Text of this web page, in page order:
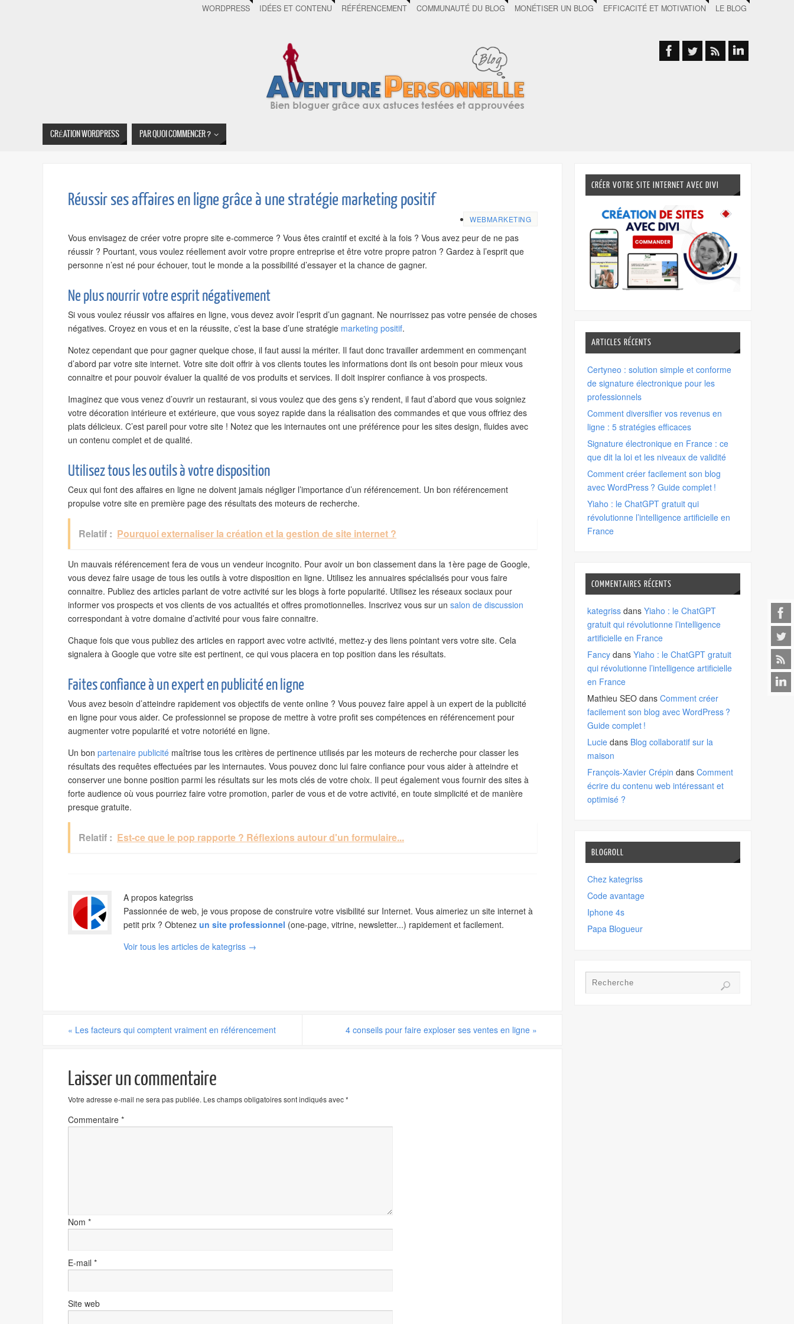
WORDPRESS IDÉES ET CONTENU RÉFÉRENCEMENT COMMUNAUTÉ DU BLOG MONÉTISER UN BLOG EFFICACITÉ ET MOTIVATION LE BLOG
CRÉATION WORDPRESS PAR QUOI COMMENCER ?
Réussir ses affaires en ligne grâce à une stratégie marketing positif
WEBMARKETING
Vous envisagez de créer votre propre site e-commerce ? Vous êtes craintif et excité à la fois ? Vous avez peur de ne pas
réussir ? Pourtant, vous voulez réellement avoir votre propre entreprise et être votre propre patron ? Gardez à l’esprit que
personne n’est né pour échouer, tout le monde a la possibilité d’essayer et la chance de gagner.
Ne plus nourrir votre esprit négativement
Si vous voulez réussir vos affaires en ligne, vous devez avoir l’esprit d’un gagnant. Ne nourrissez pas votre pensée de choses
négatives. Croyez en vous et en la réussite, c’est la base d’une stratégie marketing positif.
Notez cependant que pour gagner quelque chose, il faut aussi la mériter. Il faut donc travailler ardemment en commençant
d’abord par votre site internet. Votre site doit offrir à vos clients toutes les informations dont ils ont besoin pour mieux vous
connaitre et pour pouvoir évaluer la qualité de vos produits et services. Il doit inspirer confiance à vos prospects.
Imaginez que vous venez d’ouvrir un restaurant, si vous voulez que des gens s’y rendent, il faut d’abord que vous soigniez
votre décoration intérieure et extérieure, que vous soyez rapide dans la réalisation des commandes et que vous offriez des
plats délicieux. C’est pareil pour votre site ! Notez que les internautes ont une préférence pour les sites design, fluides avec
un contenu complet et de qualité.
Utilisez tous les outils à votre disposition
Ceux qui font des affaires en ligne ne doivent jamais négliger l’importance d’un référencement. Un bon référencement
propulse votre site en première page des résultats des moteurs de recherche.
Relatif : Pourquoi externaliser la création et la gestion de site internet ?
Un mauvais référencement fera de vous un vendeur incognito. Pour avoir un bon classement dans la 1ère page de Google,
vous devez faire usage de tous les outils à votre disposition en ligne. Utilisez les annuaires spécialisés pour vous faire
connaitre. Publiez des articles parlant de votre activité sur les blogs à forte popularité. Utilisez les réseaux sociaux pour
informer vos prospects et vos clients de vos actualités et offres promotionnelles. Inscrivez vous sur un salon de discussion
correspondant à votre domaine d’activité pour vous faire connaitre.
Chaque fois que vous publiez des articles en rapport avec votre activité, mettez-y des liens pointant vers votre site. Cela
signalera à Google que votre site est pertinent, ce qui vous placera en top position dans les résultats.
Faites confiance à un expert en publicité en ligne
Vous avez besoin d’atteindre rapidement vos objectifs de vente online ? Vous pouvez faire appel à un expert de la publicité
en ligne pour vous aider. Ce professionnel se propose de mettre à votre profit ses compétences en référencement pour
augmenter votre popularité et votre notoriété en ligne.
Un bon partenaire publicité maîtrise tous les critères de pertinence utilisés par les moteurs de recherche pour classer les
résultats des requêtes effectuées par les internautes. Vous pouvez donc lui faire confiance pour vous aider à atteindre et
conserver une bonne position parmi les résultats sur les mots clés de votre choix. Il peut également vous fournir des sites à
forte audience où vous pourriez faire votre promotion, parler de vous et de votre activité, en toute simplicité et de manière
presque gratuite.
Relatif : Est-ce que le pop rapporte ? Réflexions autour d'un formulaire...
A propos kategriss
Passionnée de web, je vous propose de construire votre visibilité sur Internet. Vous aimeriez un site internet à
petit prix ? Obtenez un site professionnel (one-page, vitrine, newsletter...) rapidement et facilement.
Voir tous les articles de kategriss →
« Les facteurs qui comptent vraiment en référencement 4 conseils pour faire exploser ses ventes en ligne »
Laisser un commentaire
Votre adresse e-mail ne sera pas publiée. Les champs obligatoires sont indiqués avec*
Commentaire *
Nom *
E-mail *
Site web
CRÉER VOTRE SITE INTERNET AVEC DIVI
ARTICLES RÉCENTS
Certyneo : solution simple et conforme
de signature électronique pour les
professionnels
Comment diversifier vos revenus en
ligne : 5 stratégies efficaces
Signature électronique en France : ce
que dit la loi et les niveaux de validité
Comment créer facilement son blog
avec WordPress ? Guide complet !
Yiaho : le ChatGPT gratuit qui
révolutionne l’intelligence artificielle en
France
COMMENTAIRES RÉCENTS
kategriss dansYiaho : le ChatGPT
gratuit qui révolutionne l’intelligence
artificielle en France
Fancy dansYiaho : le ChatGPT gratuit
qui révolutionne l’intelligence artificielle
en France
Mathieu SEO dansComment créer
facilement son blog avec WordPress ?
Guide complet !
Lucie dans Blog collaboratif sur la
maison
François-Xavier Crépin dansComment
écrire du contenu web intéressant et
optimisé ?
BLOGROLL
Chez kategriss
Code avantage
Iphone 4s
Papa Blogueur